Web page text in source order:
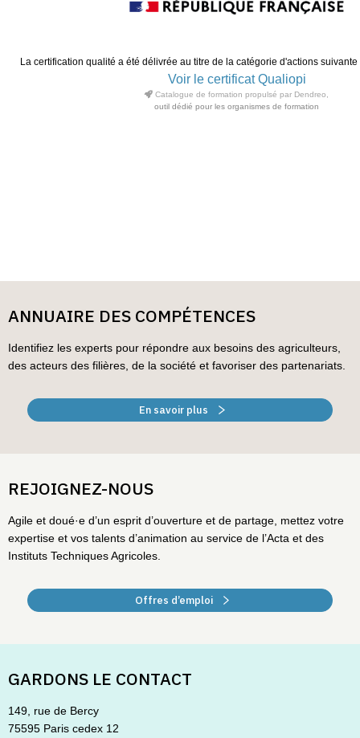
La certification qualité a été délivrée au titre de la catégorie d'actions suivante
Voir le certificat Qualiopi
Catalogue de formation propulsé par Dendreo,
outil dédié pour les organismes de formation
ANNUAIRE DES COMPÉTENCES
Identifiez les experts pour répondre aux besoins des agriculteurs,
des acteurs des filières, de la société et favoriser des partenariats.
En savoir plus
REJOIGNEZ-NOUS
Agile et doué·e d’un esprit d’ouverture et de partage, mettez votre
expertise et vos talents d’animation au service de l’Acta et des
Instituts Techniques Agricoles.
Offres d’emploi
GARDONS LE CONTACT
149, rue de Bercy
75595 Paris cedex 12